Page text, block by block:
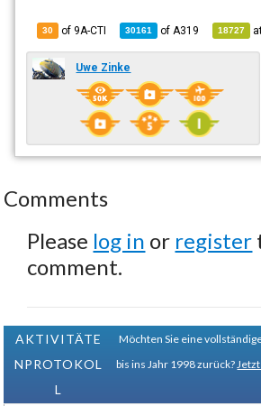
30 of 9A-CTI 30161 of A319 18727
Uwe Zinke
Comments
Please log in or register
comment.
AKTIVITÄTE
NPROTOKOL
L
Möchten Sie eine
bis ins Jahr 1998 zurück?